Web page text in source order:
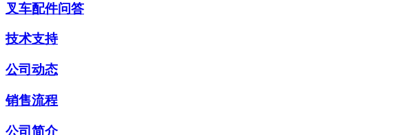
叉车配件问答
技术支持
公司动态
销售流程
公司简介